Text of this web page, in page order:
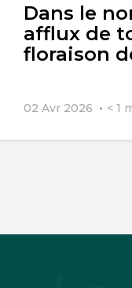
Dans le
afflux de
floraison
02 Avr 2026 < 1